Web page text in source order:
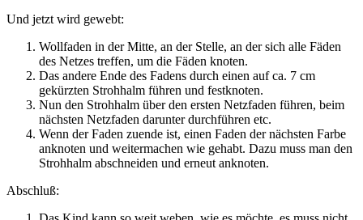
Und jetzt wird gewebt:
Wollfaden in der Mitte, an der Stelle, an der sich alle Fäden
des Netzes treffen, um die Fäden knoten.
Das andere Ende des Fadens durch einen auf ca. 7 cm
gekürzten Strohhalm führen und festknoten.
Nun den Strohhalm über den ersten Netzfaden führen, beim
nächsten Netzfaden darunter durchführen etc.
Wenn der Faden zuende ist, einen Faden der nächsten Farbe
anknoten und weitermachen wie gehabt. Dazu muss man den
Strohhalm abschneiden und erneut anknoten.
Abschluß: